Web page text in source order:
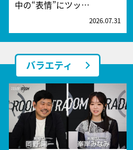
中の“表情”にツッ…
2026.07.31
バラエティ